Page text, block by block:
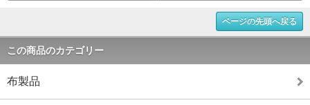
ページの先頭へ戻る
この商品のカテゴリー
布製品